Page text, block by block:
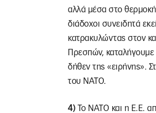
αλλά μέσα στο
διάδοχοι συνειδητά
κατρακυλώντας στον
Πρεσπών,
δήθεν της «ειρήνης».
του ΝΑΤΟ.
4) Το ΝΑΤΟ και η Ε.Ε.